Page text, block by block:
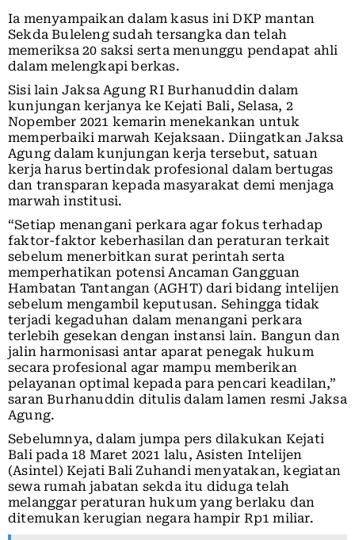
Ia menyampaikan dalam kasus ini DKP mantan
Sekda Buleleng sudah tersangka dan telah
memeriksa 20 saksi serta menunggu pendapat ahli
dalam melengkapi berkas.
Sisi lain Jaksa Agung RI Burhanuddin dalam
kunjungan kerjanya ke Kejati Bali, Selasa, 2
Nopember 2021 kemarin menekankan untuk
memperbaiki marwah Kejaksaan. Diingatkan Jaksa
Agung dalam kunjungan kerja tersebut, satuan
kerja harus bertindak profesional dalam bertugas
dan transparan kepada masyarakat demi menjaga
marwah institusi.
“Setiap menangani perkara agar fokus terhadap
faktor-faktor keberhasilan dan peraturan terkait
sebelum menerbitkan surat perintah serta
memperhatikan potensi Ancaman Gangguan
Hambatan Tantangan (AGHT) dari bidang intelijen
sebelum mengambil keputusan. Sehingga tidak
terjadi kegaduhan dalam menangani perkara
terlebih gesekan dengan instansi lain. Bangun dan
jalin harmonisasi antar aparat penegak hukum
secara profesional agar mampu memberikan
pelayanan optimal kepada para pencari keadilan,”
saran Burhanuddin ditulis dalam lamen resmi Jaksa
Agung.
Sebelumnya, dalam jumpa pers dilakukan Kejati
Bali pada 18 Maret 2021 lalu, Asisten Intelijen
(Asintel) Kejati Bali Zuhandi menyatakan, kegiatan
sewa rumah jabatan sekda itu diduga telah
melanggar peraturan hukum yang berlaku dan
ditemukan kerugian negara hampir Rp1 miliar.